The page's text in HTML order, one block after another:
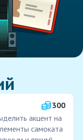
300
акцент на
самоката